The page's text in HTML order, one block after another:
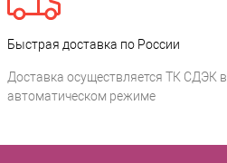
Быстрая доставка по России
Доставка осуществляется ТК СДЭК в
автоматическом режиме